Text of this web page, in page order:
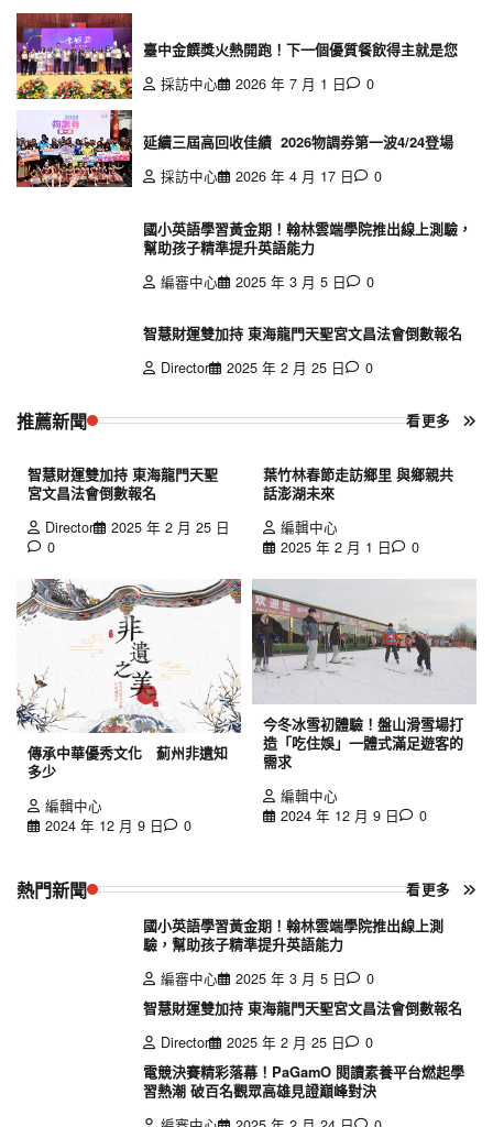
臺中金饌獎火熱開跑！下一個優質餐飲得主就是您
採訪中心
2026 年 7 月 1 日 0
延續三屆高回收佳績 2026物調券第一波4/24登場
採訪中心
2026 年 4 月 17 日 0
國小英語學習黃金期！翰林雲端學院推出線上測驗，
幫助孩子精準提升英語能力
編審中心
2025 年 3 月 5 日 0
智慧財運雙加持 東海龍門天聖宮文昌法會倒數報名
Director
2025 年 2 月 25 日 0
推薦新聞 看更多
智慧財運雙加持 東海龍門天聖
宮文昌法會倒數報名
Director
2025 年 2 月 25 日
0
葉竹林春節走訪鄉里 與鄉親共
話澎湖未來
編輯中心
2025 年 2 月 1 日
0
傳承中華優秀文化 薊州非遺知
多少
編輯中心
2024 年 12 月 9 日
0
今冬冰雪初體驗！盤山滑雪場打
造「吃住娛」一體式滿足遊客的
需求
編輯中心
2024 年 12 月 9 日
0
熱門新聞 看更多
國小英語學習黃金期！翰林雲端學院推出線上測
驗，幫助孩子精準提升英語能力
編審中心
2025 年 3 月 5 日
0
智慧財運雙加持 東海龍門天聖宮文昌法會倒數報名
Director
2025 年 2 月 25 日
0
電競決賽精彩落幕！PaGamO 閱讀素養平台燃起學
習熱潮 破百名觀眾高雄見證巔峰對決